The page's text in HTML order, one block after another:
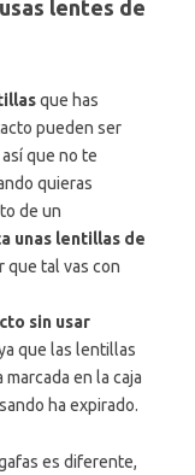
lentes de
que has
pueden ser
que no te
quieras
de un
unas lentillas de
que tal vas con
sin usar
que las lentillas
en la caja
ha expirado.
es diferente,